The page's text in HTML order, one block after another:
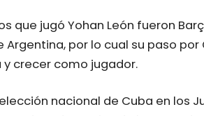
que jugó Yohan León fueron
Argentina, por lo cual su paso
y crecer como jugador.
nacional de Cuba en los